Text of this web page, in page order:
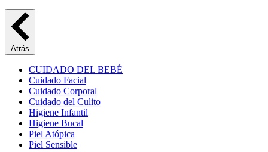
Atrás
CUIDADO DEL BEBÉ
Cuidado Facial
Cuidado Corporal
Cuidado del Culito
Higiene Infantil
Higiene Bucal
Piel Atópica
Piel Sensible